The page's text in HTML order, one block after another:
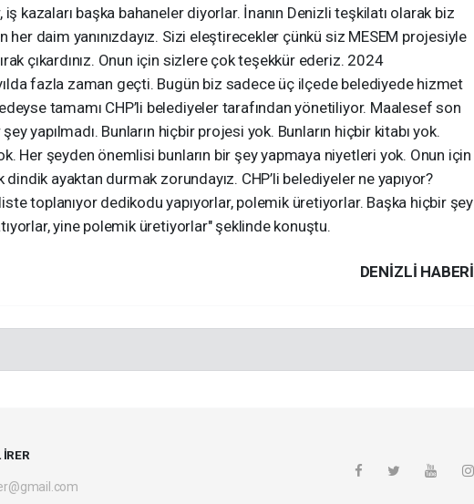
kazaları başka bahaneler diyorlar. İnanın Denizli teşkilatı olarak biz
her daim yanınızdayız. Sizi eleştirecekler çünkü siz MESEM projesiyle
çıkardınız. Onun için sizlere çok teşekkür ederiz. 2024
fazla zaman geçti. Bugün biz sadece üç ilçede belediyede hizmet
tamamı CHP’li belediyeler tarafından yönetiliyor. Maalesef son
yapılmadı. Bunların hiçbir projesi yok. Bunların hiçbir kitabı yok.
Her şeyden önemlisi bunların bir şey yapmaya niyetleri yok. Onun için
ayaktan durmak zorundayız. CHP’li belediyeler ne yapıyor?
toplanıyor dedikodu yapıyorlar, polemik üretiyorlar. Başka hiçbir şey
yine polemik üretiyorlar" şeklinde konuştu.
DENIZLI HABERİ
İRER